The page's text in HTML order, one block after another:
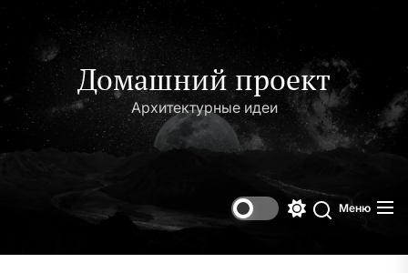
содержимому
Домашний проект
Архитектурные идеи
Поиск
Меню